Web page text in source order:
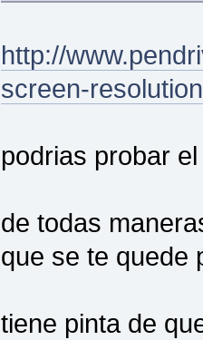
http://
screen-
podrias probar
de todas
que se te quede
tiene pinta de